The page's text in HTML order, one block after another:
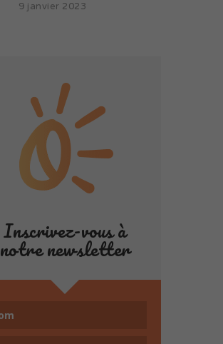
9 janvier 2023
Inscrivez-vous à
notre newsletter